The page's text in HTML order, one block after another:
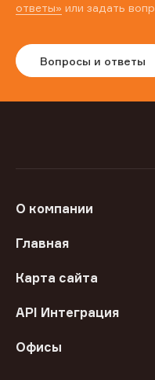
ответы» или задать
Вопросы и ответы
О компании
Главная
Карта сайта
API Интеграция
Офисы